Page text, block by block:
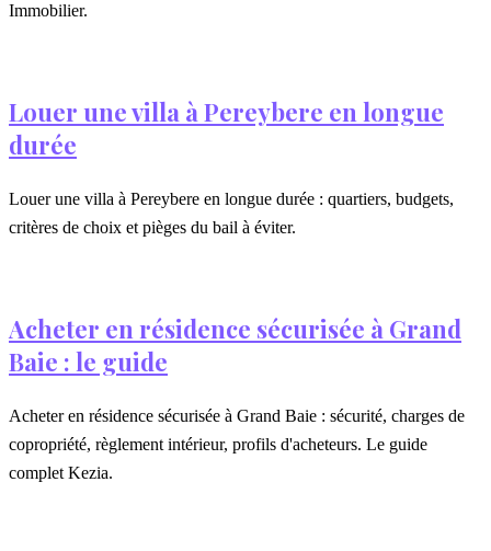
Immobilier.
Louer une villa à Pereybere en longue
durée
Louer une villa à Pereybere en longue durée : quartiers, budgets,
critères de choix et pièges du bail à éviter.
Acheter en résidence sécurisée à Grand
Baie : le guide
Acheter en résidence sécurisée à Grand Baie : sécurité, charges de
copropriété, règlement intérieur, profils d'acheteurs. Le guide
complet Kezia.